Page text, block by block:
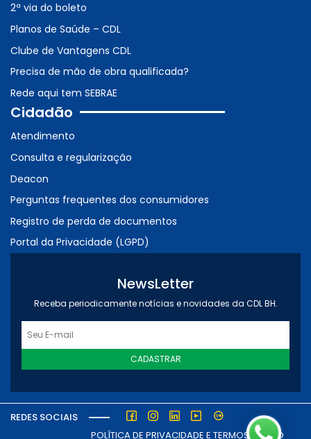
2ª via do boleto
Planos de Saúde – CDL
Clube de Vantagens CDL
Precisa de mão de obra qualificada?
Rede aqui tem SEBRAE
Cidadão
Atendimento
Consulta e regularização
Deacon
Perguntas frequentes dos consumidores
Registro de perda de documentos
Portal da Privacidade (LGPD)
NewsLetter
Receba periodicamente notícias e novidades da CDL BH.
CADASTRAR
REDES SOCIAIS
POLÍTICA DE PRIVACIDADE E TERMOS DE USO